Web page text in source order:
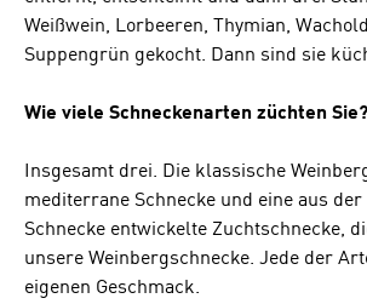
Weißwein, Lorbeeren, Thymian,
Suppengrün gekocht. Dann sind sie
Wie viele Schneckenarten züchten Sie?
Insgesamt drei. Die klassische
mediterrane Schnecke und eine aus
Schnecke entwickelte Zuchtschnecke,
unsere Weinbergschnecke. Jede der
eigenen Geschmack.